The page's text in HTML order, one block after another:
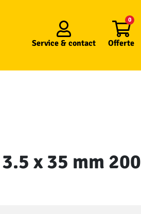
Service & contact Offerte
0
x 35 mm 200